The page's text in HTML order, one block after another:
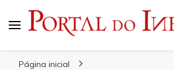
Página inicial